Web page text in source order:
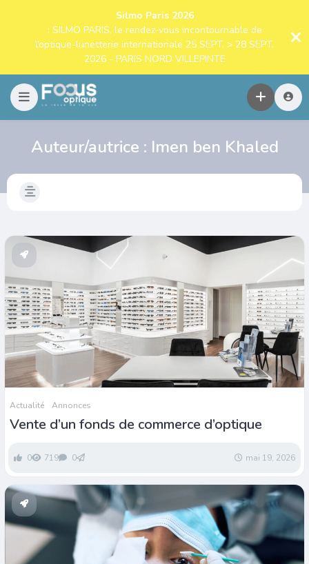
Silmo Paris 2026
: SILMO PARIS, le rendez-vous incontournable de
l’optique-lunetterie internationale 25 SEPT. > 28 SEPT.
2026 - PARIS NORD VILLEPINTE
Auteur/autrice : Imen ben Khaled
Actualité Annonces
Vente d’un fonds de commerce d’optique
0 719 0 mai 19, 2026